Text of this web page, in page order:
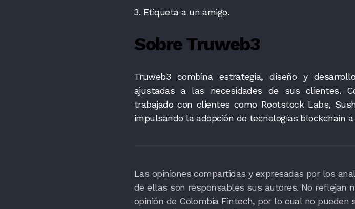
Etiqueta a un amigo.
Sobre Truweb3
Truweb3 combina estrategia, diseño y
ajustadas a las necesidades de sus clientes.
trabajado con clientes como Rootstock Labs,
impulsando la adopción de tecnologías blockchain a
Las opiniones compartidas y expresadas por los
de ellas son responsables sus autores. No reflejan
opinión de Colombia Fintech, por lo cual no pueden